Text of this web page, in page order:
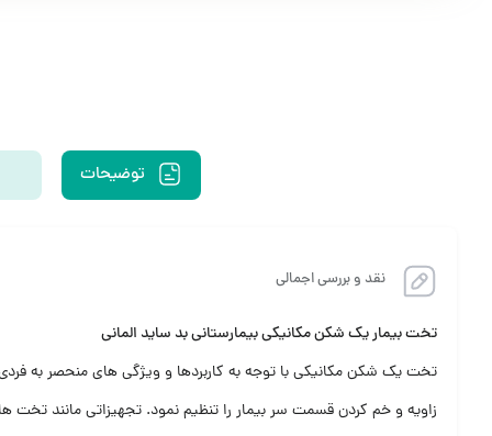
توضیحات
نقد و بررسی اجمالی
تخت بیمار یک شکن مکانیکی بیمارستانی بد ساید المانی
تخت یک شکن مکانیکی با توجه به کاربردها و ویژگی های منحصر به
زاویه و خم کردن قسمت سر بیمار را تنظیم نمود. تجهیزاتی مانند تخت